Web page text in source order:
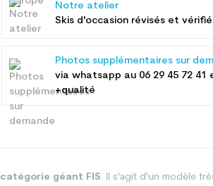
Notre atelier
Skis d'occasion révisés et
Photos supplémentaires sur
via whatsapp au 06 29 45 72 41
+qualité
catégorie géant FIS. Il s'agit d'un modèle